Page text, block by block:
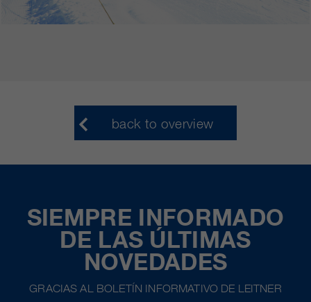
back to overview
SIEMPRE INFORMADO
DE LAS ÚLTIMAS
NOVEDADES
GRACIAS AL BOLETÍN INFORMATIVO DE LEITNER